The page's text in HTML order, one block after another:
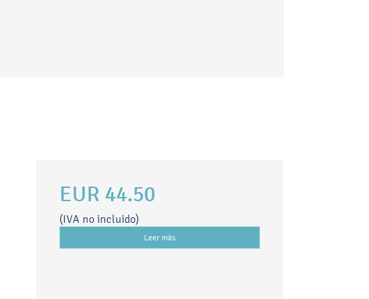
EUR 44.50
(IVA no incluido)
Leer más